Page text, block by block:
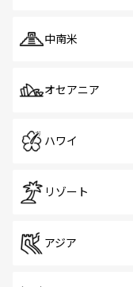
中南米
オセアニア
ハワイ
リゾート
アジア